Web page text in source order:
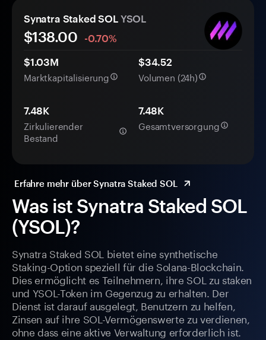
Was ist Synatra Staked SOL
(YSOL)?
Synatra Staked SOL bietet eine synthetische
Staking-Option speziell für die Solana-Blockchain.
Dies ermöglicht es Teilnehmern, ihre SOL zu staken
und YSOL-Token im Gegenzug zu erhalten. Der
Dienst ist darauf ausgelegt, Benutzern zu helfen,
Zinsen auf ihre SOL-Vermögenswerte zu verdienen,
ohne dass eine aktive Verwaltung erforderlich ist.
Synatra Staked SOL YSOL
$138.00
-0.70%
$1.03M
Marktkapitalisierung
$34.52
Volumen (24h)
7.48K
Zirkulierender
Bestand
7.48K
Gesamtversorgung
Erfahre mehr über Synatra Staked SOL